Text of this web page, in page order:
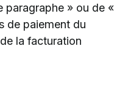
paragraphe » ou de «
de paiement du
la facturation